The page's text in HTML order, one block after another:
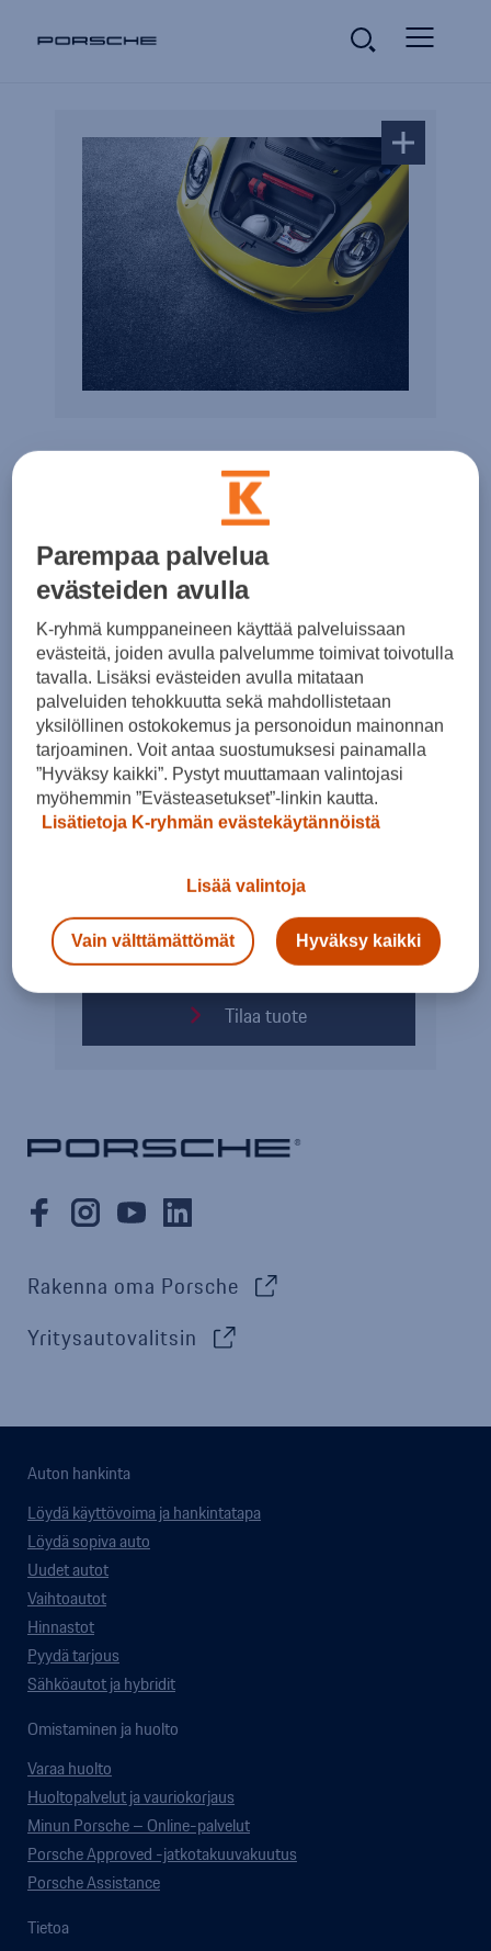
Tavaratilan suoja 911
Etuosan tavaratilaan käytännöllinen
suojakaukalo. Suoja on vedenpitävä ja helppo
puhdistaa tai pestä. Suojan yläreunoissa on
kahvat, joiden avulla paikalleen laitto ja pois
nostaminen on helppoa.
Ihanteellinen ostosten ja urheiluvälineiden
kuljettamiseen.
Hinta: 162.29 €
Tilaa tuote
Rakenna oma Porsche
Yritysautovalitsin
Auton hankinta
Löydä käyttövoima ja hankintatapa
Löydä sopiva auto
Uudet autot
Vaihtoautot
Hinnastot
Pyydä tarjous
Sähköautot ja hybridit
Omistaminen ja huolto
Varaa huolto
Huoltopalvelut ja vauriokorjaus
Minun Porsche – Online-palvelut
Porsche Approved -jatkotakuuvakuutus
Porsche Assistance
Tietoa
Parempaa palvelua
evästeiden avulla
K-ryhmä kumppaneineen käyttää palveluissaan
evästeitä, joiden avulla palvelumme toimivat toivotulla
tavalla. Lisäksi evästeiden avulla mitataan
palveluiden tehokkuutta sekä mahdollistetaan
yksilöllinen ostokokemus ja personoidun mainonnan
tarjoaminen. Voit antaa suostumuksesi painamalla
”Hyväksy kaikki”. Pystyt muuttamaan valintojasi
myöhemmin ”Evästeasetukset”-linkin kautta.
Lisätietoja K-ryhmän evästekäytännöistä
Lisää valintoja
Vain välttämättömät Hyväksy kaikki